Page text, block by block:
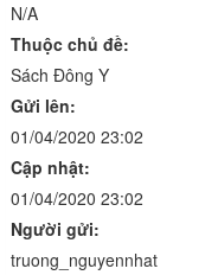
N/A
Thuộc chủ đề:
Sách Đông Y
Gửi lên:
01/04/2020 23:02
Cập nhật:
01/04/2020 23:02
Người gửi:
truong_nguyennhat